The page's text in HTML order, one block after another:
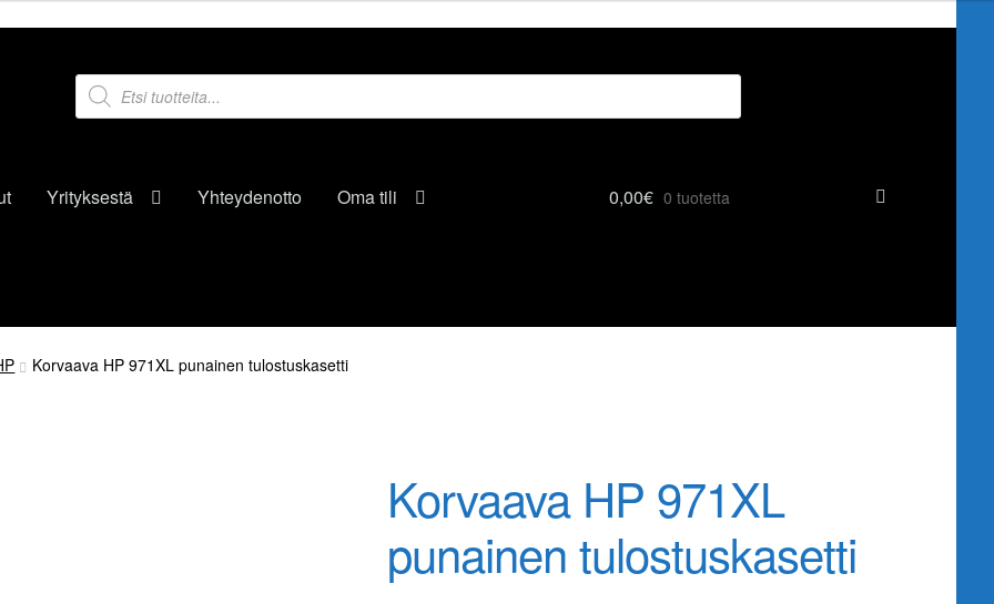
Products
search
Yrityksestä Yhteydenotto Oma tili 0,00€ 0 tuotetta
Korvaava HP 971XL punainen tulostuskasetti
Korvaava HP 971XL
punainen tulostuskasetti